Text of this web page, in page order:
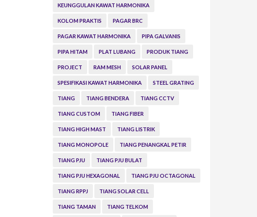
KEUNGGULAN KAWAT HARMONIKA
KOLOM PRAKTIS PAGAR BRC
PAGAR KAWAT HARMONIKA PIPA GALVANIS
PIPA HITAM PLAT LUBANG PRODUK TIANG
PROJECT RAM MESH SOLAR PANEL
SPESIFIKASI KAWAT HARMONIKA STEEL GRATING
TIANG TIANG BENDERA TIANG CCTV
TIANG CUSTOM TIANG FIBER
TIANG HIGH MAST TIANG LISTRIK
TIANG MONOPOLE TIANG PENANGKAL PETIR
TIANG PJU TIANG PJU BULAT
TIANG PJU HEXAGONAL TIANG PJU OCTAGONAL
TIANG RPPJ TIANG SOLAR CELL
TIANG TAMAN TIANG TELKOM